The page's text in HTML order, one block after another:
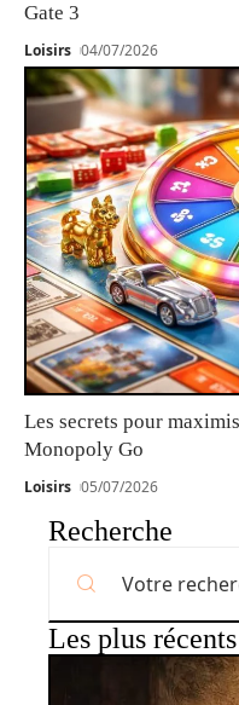
Gate 3
Loisirs 04/07/2026
Les secrets pour
Monopoly Go
Loisirs 05/07/2026
Recherche
Les plus récents